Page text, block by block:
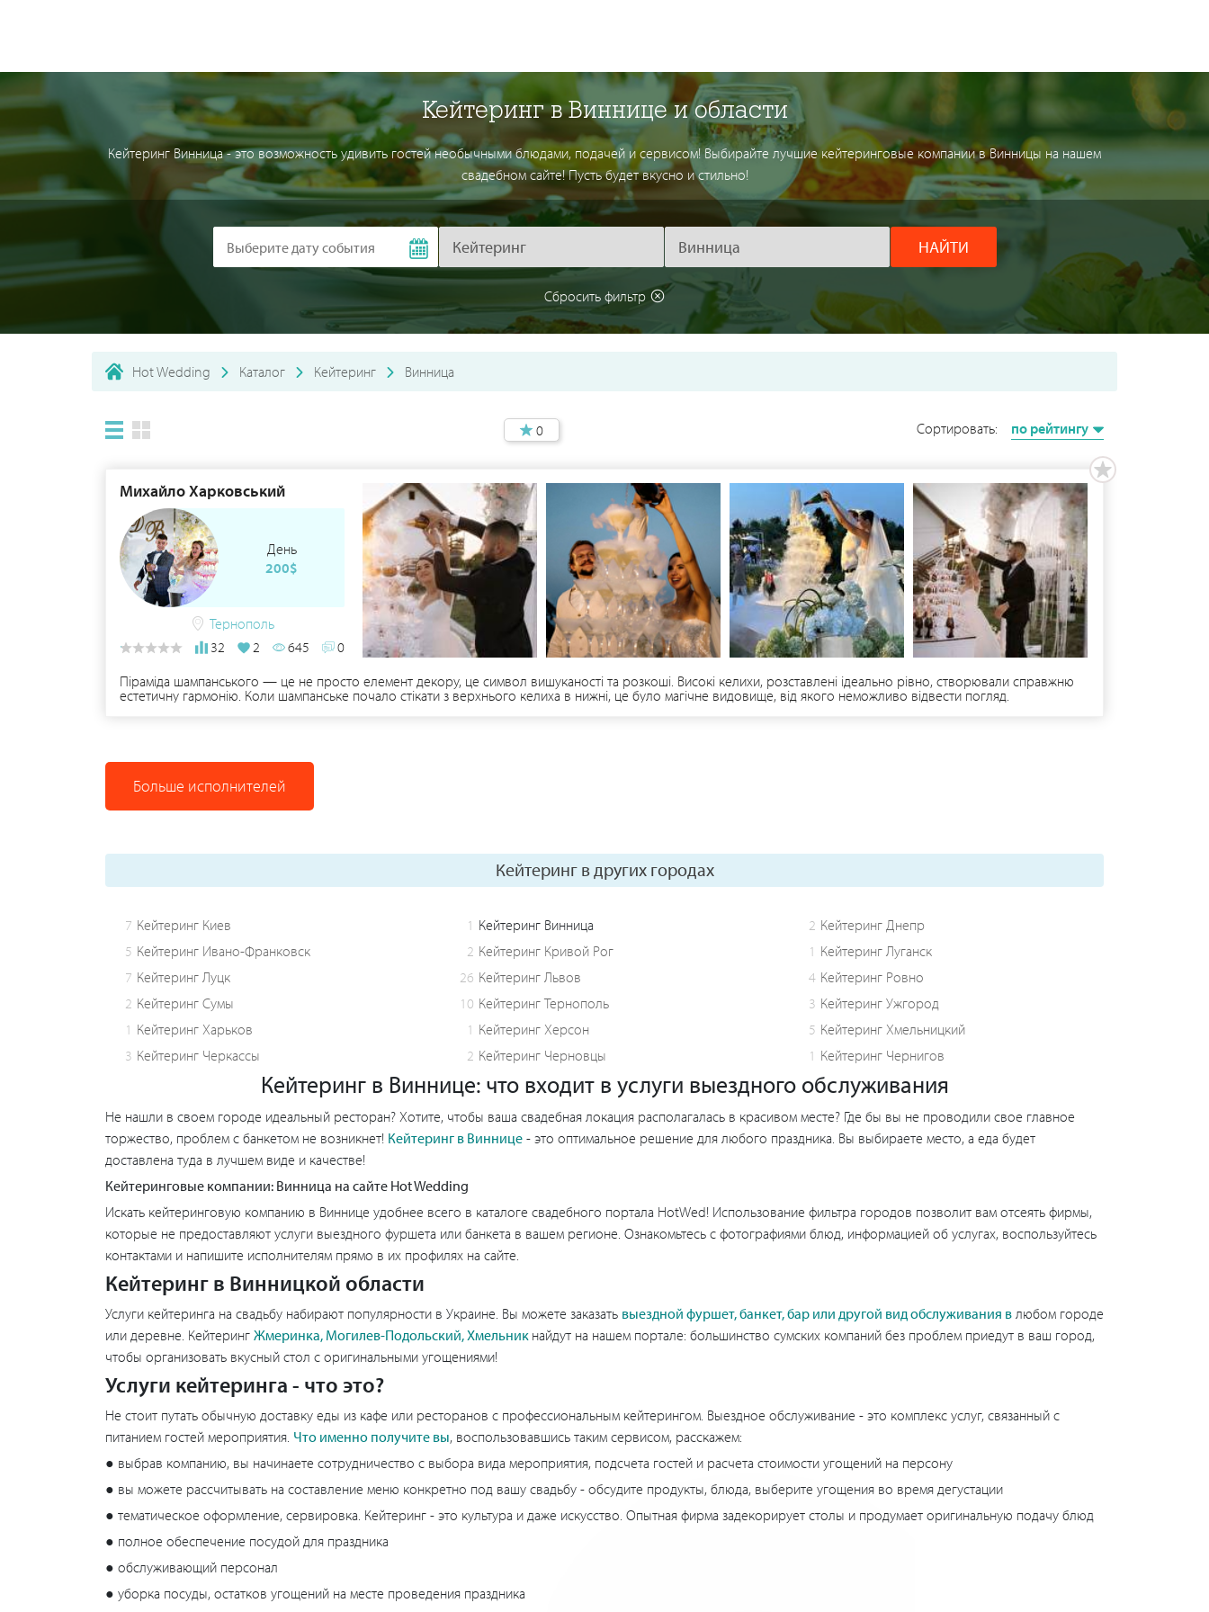
Кейтеринг в Виннице и области
Кейтеринг Винница - это возможность удивить гостей необычными блюдами, подачей и сервисом! Выбирайте лучшие кейтеринговые компании в Винницы на нашем
свадебном сайте! Пусть будет вкусно и стильно!
НАЙТИ
Сбросить фильтр
Hot Wedding Каталог Кейтеринг Винница
0 Сортировать: по рейтингу
Михайло Харковський
День
200$
Тернополь
32
2 645
0
Піраміда шампанського — це не просто елемент декору, це символ вишуканості та розкоші. Високі келихи, розставлені ідеально рівно, створювали справжню
естетичну гармонію. Коли шампанське почало стікати з верхнього келиха в нижні, це було магічне видовище, від якого неможливо відвести погляд.
Больше исполнителей
Кейтеринг в других городах
7 Кейтеринг Киев 1 Кейтеринг Винница 2 Кейтеринг Днепр
5 Кейтеринг Ивано-Франковск 2 Кейтеринг Кривой Рог 1 Кейтеринг Луганск
7 Кейтеринг Луцк 26 Кейтеринг Львов 4 Кейтеринг Ровно
2 Кейтеринг Сумы 10 Кейтеринг Тернополь 3 Кейтеринг Ужгород
1 Кейтеринг Харьков 1 Кейтеринг Херсон 5 Кейтеринг Хмельницкий
3 Кейтеринг Черкассы 2 Кейтеринг Черновцы 1 Кейтеринг Чернигов
Кейтеринг в Виннице: что входит в услуги выездного обслуживания
Не нашли в своем городе идеальный ресторан? Хотите, чтобы ваша свадебная локация располагалась в красивом месте? Где бы вы не проводили свое главное
торжество, проблем с банкетом не возникнет! Кейтеринг в Виннице - это оптимальное решение для любого праздника. Вы выбираете место, а еда будет
доставлена туда в лучшем виде и качестве!
Кейтеринговые компании: Винница на сайте Hot Wedding
Искать кейтеринговую компанию в Виннице удобнее всего в каталоге свадебного портала HotWed! Использование фильтра городов позволит вам отсеять фирмы,
которые не предоставляют услуги выездного фуршета или банкета в вашем регионе. Ознакомьтесь с фотографиями блюд, информацией об услугах, воспользуйтесь
контактами и напишите исполнителям прямо в их профилях на сайте.
Кейтеринг в Винницкой области
Услуги кейтеринга на свадьбу набирают популярности в Украине. Вы можете заказать выездной фуршет, банкет, бар или другой вид обслуживания в любом городе
или деревне. Кейтеринг Жмеринка, Могилев-Подольский, Хмельник найдут на нашем портале: большинство сумских компаний без проблем приедут в ваш город,
чтобы организовать вкусный стол с оригинальными угощениями!
Услуги кейтеринга - что это?
Не стоит путать обычную доставку еды из кафе или ресторанов с профессиональным кейтерингом. Выездное обслуживание - это комплекс услуг, связанный с
питанием гостей мероприятия. Что именно получите вы, воспользовавшись таким сервисом, расскажем:
● выбрав компанию, вы начинаете сотрудничество с выбора вида мероприятия, подсчета гостей и расчета стоимости угощений на персону
● вы можете рассчитывать на составление меню конкретно под вашу свадьбу - обсудите продукты, блюда, выберите угощения во время дегустации
● тематическое оформление, сервировка. Кейтеринг - это культура и даже искусство. Опытная фирма задекорирует столы и продумает оригинальную подачу блюд
● полное обеспечение посудой для праздника
● обслуживающий персонал
● уборка посуды, остатков угощений на месте проведения праздника